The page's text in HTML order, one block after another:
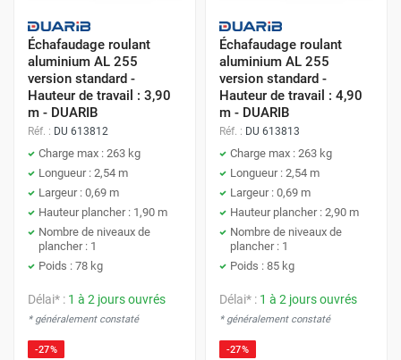
Échafaudage roulant
aluminium AL 255
version standard -
Hauteur de travail : 3,90
m - DUARIB
Réf. : DU 613812
Charge max : 263 kg
Longueur : 2,54 m
Largeur : 0,69 m
Hauteur plancher : 1,90 m
Nombre de niveaux de
plancher : 1
Poids : 78 kg
Délai* : 1 à 2 jours ouvrés
* généralement constaté
-27%
Échafaudage roulant
aluminium AL 255
version standard -
Hauteur de travail : 4,90
m - DUARIB
Réf. : DU 613813
Charge max : 263 kg
Longueur : 2,54 m
Largeur : 0,69 m
Hauteur plancher : 2,90 m
Nombre de niveaux de
plancher : 1
Poids : 85 kg
Délai* : 1 à 2 jours ouvrés
* généralement constaté
-27%